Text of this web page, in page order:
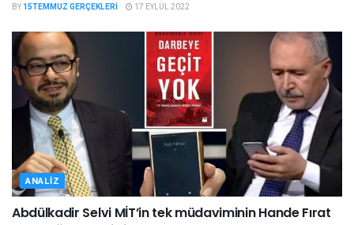
BY 15TEMMUZ GERÇEKLERI 17 EYLÜL 2022
ANALIZ
Abdülkadir Selvi MİT’in tek müdaviminin Hande Fırat